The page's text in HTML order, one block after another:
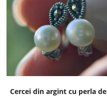
Cercei din argint cu perla de